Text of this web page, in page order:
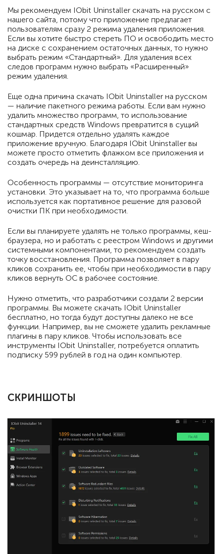
Мы рекомендуем IObit Uninstaller скачать на русском с
нашего сайта, потому что приложение предлагает
пользователям сразу 2 режима удаления приложения.
Если вы хотите быстро стереть ПО и освободить место
на диске с сохранением остаточных данных, то нужно
выбрать режим «Стандартный». Для удаления всех
следов программ нужно выбрать «Расширенный»
режим удаления.
Еще одна причина скачать IObit Uninstaller на русском
— наличие пакетного режима работы. Если вам нужно
удалить множество программ, то использование
стандартных средств Windows превратится в сущий
кошмар. Придется отдельно удалять каждое
приложение вручную. Благодаря IObit Uninstaller вы
можете просто отметить флажком все приложения и
создать очередь на деинсталляцию.
Особенность программы — отсутствие мониторинга
установки. Это указывает на то, что программа больше
используется как портативное решение для разовой
очистки ПК при необходимости.
Если вы планируете удалять не только программы, кеш-
браузера, но и работать с реестром Windows и другими
системными компонентами, то рекомендуем создать
точку восстановления. Программа позволяет в пару
кликов сохранить ее, чтобы при необходимости в пару
кликов вернуть ОС в рабочее состояние.
Нужно отметить, что разработчики создали 2 версии
программы. Вы можете скачать IObit Uninstaller
бесплатно, но тогда будут доступны далеко не все
функции. Например, вы не сможете удалить рекламные
плагины в пару кликов. Чтобы использовать все
инструменты IObit Uninstaller, потребуется оплатить
подписку 599 рублей в год на один компьютер.
СКРИНШОТЫ